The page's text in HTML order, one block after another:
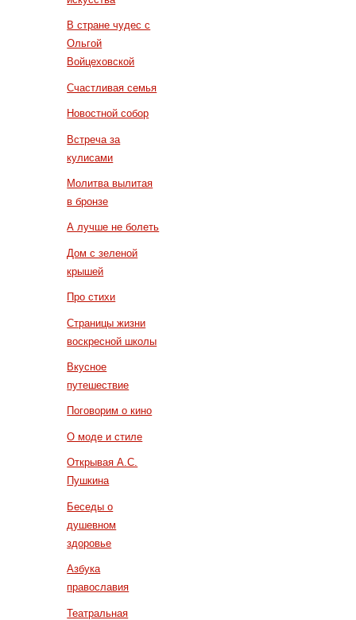
В стране чудес с
Ольгой
Войцеховской
Счастливая семья
Новостной собор
Встреча за
кулисами
Молитва вылитая
в бронзе
А лучше не болеть
Дом с зеленой
крышей
Про стихи
Страницы жизни
воскресной школы
Вкусное
путешествие
Поговорим о кино
О моде и стиле
Открывая А.С.
Пушкина
Беседы о
душевном
здоровье
Азбука
православия
Театральная